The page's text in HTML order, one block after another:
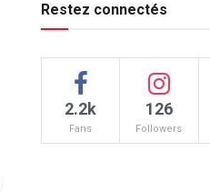
Restez connectés
2.2k
Fans
126
Followers